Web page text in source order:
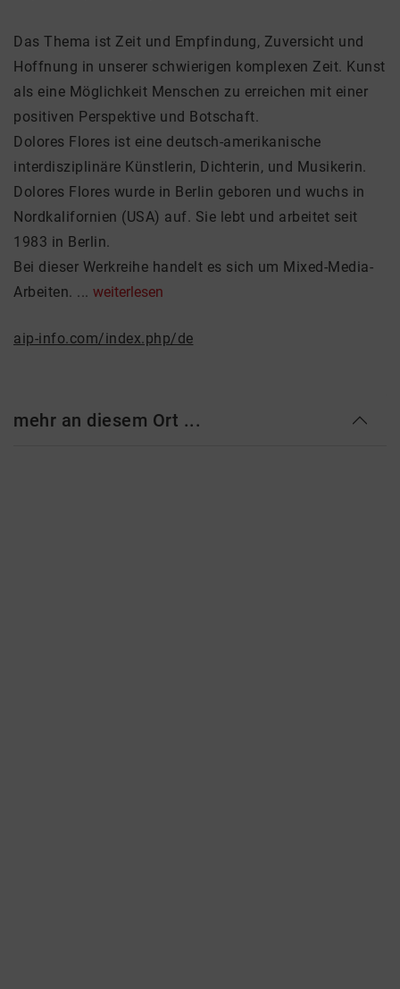
Das Thema ist Zeit und Empfindung, Zuversicht und
Hoffnung in unserer schwierigen komplexen Zeit. Kunst
als eine Möglichkeit Menschen zu erreichen mit einer
positiven Perspektive und Botschaft.
Dolores Flores ist eine deutsch-amerikanische
interdisziplinäre Künstlerin, Dichterin, und Musikerin.
Dolores Flores wurde in Berlin geboren und wuchs in
Nordkalifornien (USA) auf. Sie lebt und arbeitet seit
1983 in Berlin.
Bei dieser Werkreihe handelt es sich um Mixed-Media-
Arbeiten. ... weiterlesen
aip-info.com/index.php/de
mehr an diesem Ort ...